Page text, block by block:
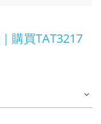
購買TAT3217